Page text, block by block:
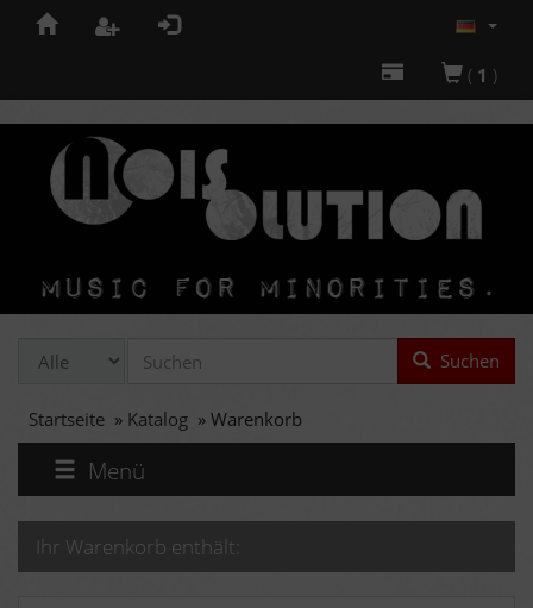
( 1 )
Suchen
Startseite » Katalog » Warenkorb
Menü
Ihr Warenkorb enthält: